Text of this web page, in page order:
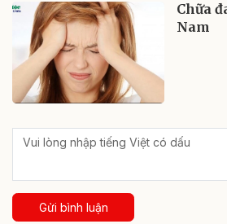
Chữa
Nam
Gửi bình luận